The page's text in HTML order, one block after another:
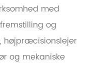
med
og
højpræcisionslejer
og mekaniske